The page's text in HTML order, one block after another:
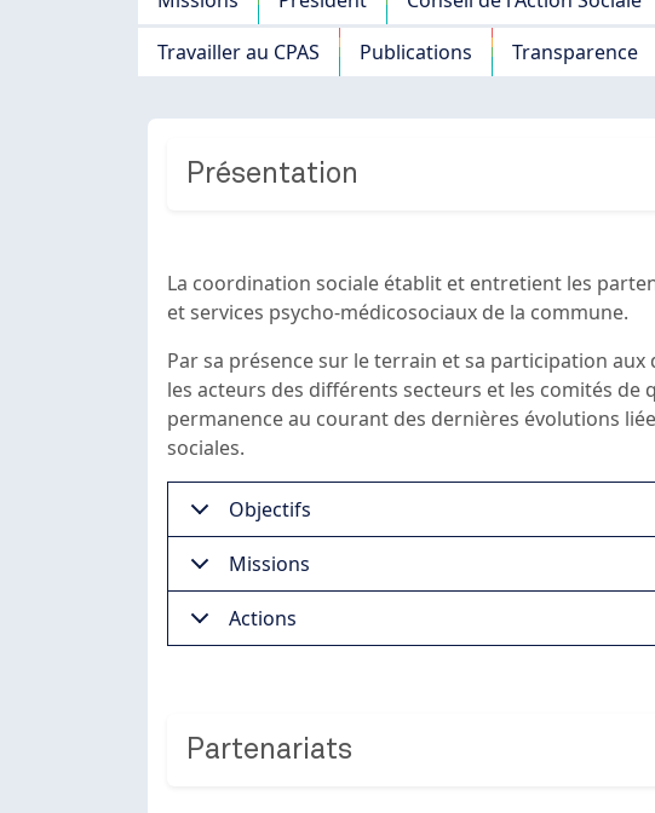
Travailler au CPAS
Publications Transparence
Présentation
La coordination sociale établit et entretient les
et services psycho-médicosociaux de la commune.
Par sa présence sur le terrain et sa participation
les acteurs des différents secteurs et les comités
permanence au courant des dernières évolutions
sociales.
Objectifs
Missions
Actions
Partenariats